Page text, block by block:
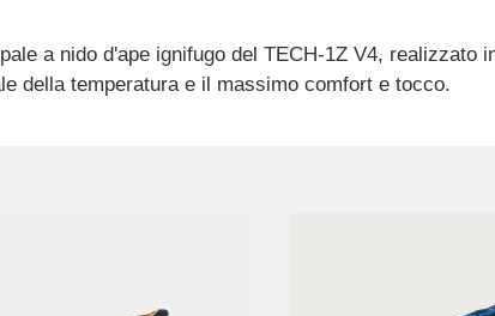
a nido d'ape ignifugo del TECH-1Z V4, realizzato
della temperatura e il massimo comfort e tocco.